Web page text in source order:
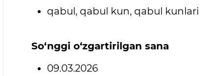
qabul, qabul kun, qabul kunlari
So‘nggi o‘zgartirilgan sana
09.03.2026